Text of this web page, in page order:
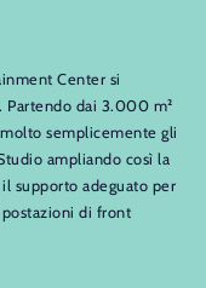
Center si
Partendo dai 3.000 m²
semplicemente gli
ampliando così la
supporto adeguato per
di front